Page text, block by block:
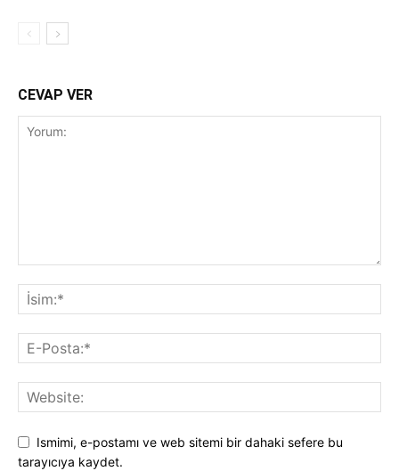
CEVAP VER
Ismimi, e-postamı ve web sitemi bir dahaki sefere bu
tarayıcıya kaydet.